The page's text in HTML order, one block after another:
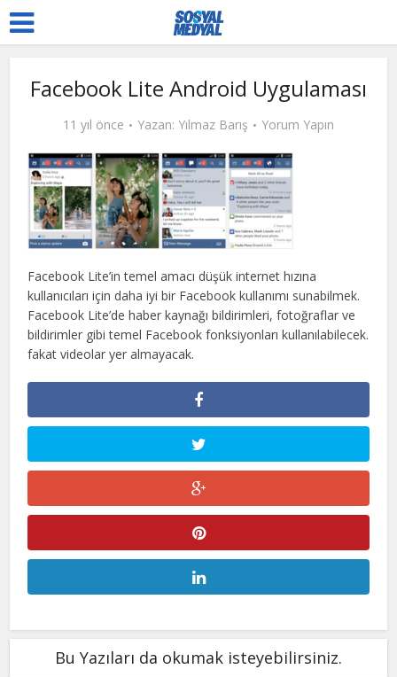
Facebook Lite Android Uygulaması
11 yıl önce Yazan: Yılmaz Barış Yorum Yapın
Facebook Lite’in temel amacı düşük internet hızına
kullanıcıları için daha iyi bir Facebook kullanımı sunabilmek.
Facebook Lite’de haber kaynağı bildirimleri, fotoğraflar ve
bildirimler gibi temel Facebook fonksiyonları kullanılabilecek.
fakat videolar yer almayacak.
Bu Yazıları da okumak isteyebilirsiniz.